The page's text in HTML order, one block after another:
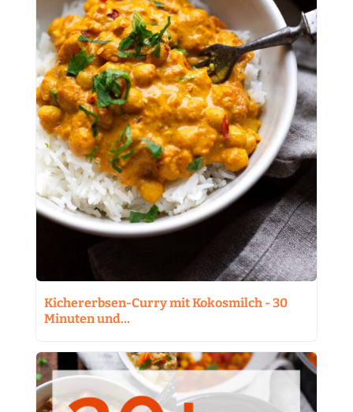
Kichererbsen-Curry mit Kokosmilch - 30
Minuten und…